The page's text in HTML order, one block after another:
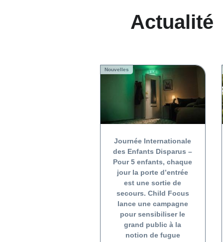
Actualité
Nouvelles
Journée Internationale
des Enfants Disparus –
Pour 5 enfants, chaque
jour la porte d’entrée
est une sortie de
secours. Child Focus
lance une campagne
pour sensibiliser le
grand public à la
notion de fugue